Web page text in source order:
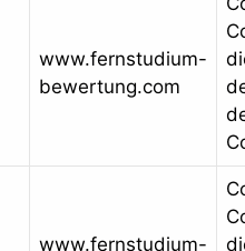
www.fernstudium-
bewertung.com
www.fernstudium-